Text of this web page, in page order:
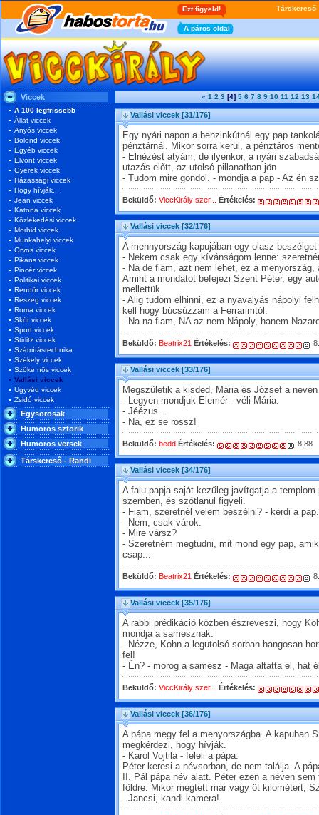
Viccek
A 100 legfrissebb
Állat viccek
Anyós viccek
Bolond viccek
Egyéb viccek
Elvont viccek
Gyerek viccek
Házassági viccek
Hogy hívják...
Jean viccek
Katona viccek
Közlekedési viccek
Morbid viccek
Munkahelyi viccek
Orvos viccek
Pikáns viccek
Pincér viccek
Politikai viccek
Rendőr viccek
Részeg viccek
Roma viccek
Skót viccek
Sport viccek
Stirlitz viccek
Számítástechnika
Székely viccek
Szőke nős viccek
Vallási viccek
Ügyvéd viccek
Zsidó viccek
Egysorosak
Humoros sztorik
Humoros versek
Társkereső - Randi
« 1 2 3 [4] 5 6 7 8 9 10 11 12 13
Vallási viccek [31/176]
Egy nyári napon a benzinkútnál egy pap
pénztárnál. Mikor sorra kerül, a pénztáros
- Elnézést atyám, de ilyenkor, a nyári
utazás előtt, az utolsó pillanatban jön.
- Tudom mire gondol. - mondja a pap - Az én
Beküldő: ViccKirály szer... Értékelés:
Vallási viccek [32/176]
A mennyország kapujában egy olasz
- Nekem csak egy kívánságom lenne:
- Na de fiam, azt nem lehet, ez a menyország,
Amint a mondatot befejezi Szent Péter, egy
mellettük.
- Alig tudom elhinni, ez a nyavalyás nápolyi
kell hogy búcsúzzam a Ferrarimtól.
- Na na fiam, NA az nem Nápoly, hanem
Beküldő: Beatrix21 Értékelés:
Vallási viccek [33/176]
Megszületik a kisded, Mária és József a
- Legyen mondjuk Elemér - véli Mária.
- Jéézus...
- Na, ez se rossz!
Beküldő: bedd Értékelés: 8.88
Vallási viccek [34/176]
A falu papja saját kezűleg javítgatja a
szemben, és szótlanul figyeli.
- Fiam, szeretnél velem beszélni? - kérdi a pap.
- Nem, csak várok.
- Mire vársz?
- Szeretném megtudni, mit mond egy pap,
csap...
Beküldő: Beatrix21 Értékelés:
Vallási viccek [35/176]
A rabbi prédikáció közben észreveszi, hogy
mondja a samesznak:
- Nézze, Kohn a legutolsó sorban hangosan
fel!
- Én? - morog a samesz - Maga altatta el, hát
Beküldő: ViccKirály szer... Értékelés:
Vallási viccek [36/176]
A pápa megy fel a menyországba. A kapuban
megkérdezi, hogy hívják.
- Karol Vojtila - feleli a pápa.
Péter keresi a névsorban, de nem találja. A
II. Pál pápa név alatt. Péter ezen a néven
földre. Mikor megtett már vagy öt kilométert,
- Jancsi, kandi kamera!